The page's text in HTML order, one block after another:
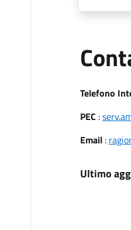
Telefono
PEC :
Email:
Ultimo